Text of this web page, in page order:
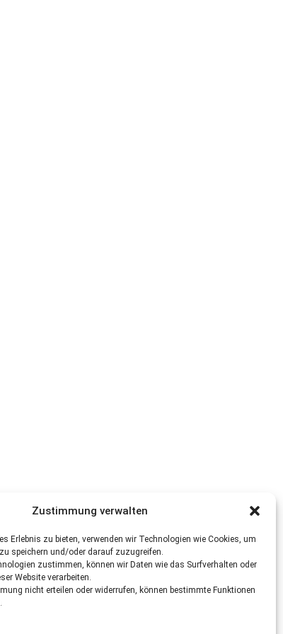
Zustimmung verwalten
Erlebnis zu bieten, verwenden wir Technologien wie Cookies, um
speichern und/oder darauf zuzugreifen.
zustimmen, können wir Daten wie das Surfverhalten oder
Website verarbeiten.
nicht erteilen oder widerrufen, können bestimmte Funktionen